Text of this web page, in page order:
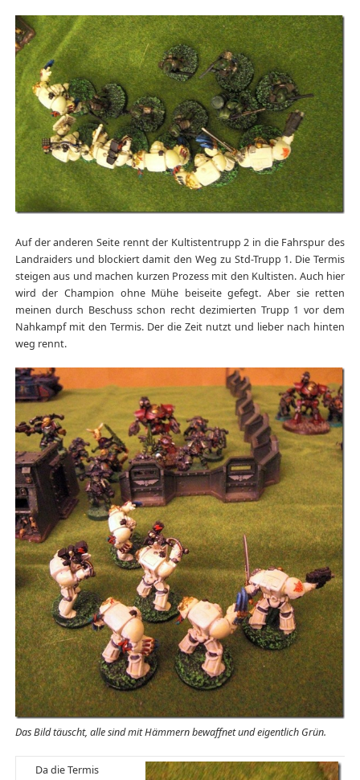
Auf der anderen Seite rennt der Kultistentrupp 2 in die Fahrspur des
Landraiders und blockiert damit den Weg zu Std-Trupp 1. Die Termis
steigen aus und machen kurzen Prozess mit den Kultisten. Auch hier
wird der Champion ohne Mühe beiseite gefegt. Aber sie retten
meinen durch Beschuss schon recht dezimierten Trupp 1 vor dem
Nahkampf mit den Termis. Der die Zeit nutzt und lieber nach hinten
weg rennt.
Das Bild täuscht, alle sind mit Hämmern bewaffnet und eigentlich Grün.
Da die Termis